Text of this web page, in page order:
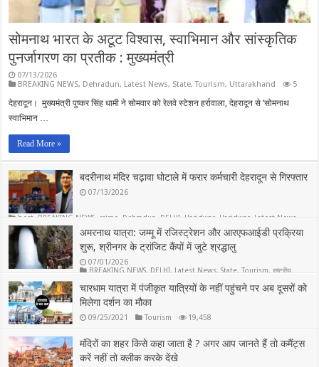
सोमनाथ भारत के अटूट विश्वास, स्वाभिमान और सांस्कृतिक
पुनर्जागरण का प्रतीक : मुख्यमंत्री
07/13/2026
BREAKING NEWS, Dehradun, Latest News, State,Tourism, Uttarakhand 5
देहरादून। मुख्यमंत्री पुष्कर सिंह धामी ने सोमवार को रेलवे स्टेशन हर्रावाला, देहरादून से ‘सोमनाथ
स्वाभिमान …
Read More »
बदरीनाथ मंदिर चढ़ावा घोटाले में फरार कर्मचारी देहरादून से गिरफ्तार
07/13/2026
best BREAKING NEWS crime Dehradun DELHI Haridwar Haridwar Latest News
Life Style,Politics, ,Uttar Pradesh
राष्ट्रीय
5
अमरनाथ यात्रा: जम्मू में रजिस्ट्रेशन और आरएफआईडी प्रक्रिया
शुरू, श्रीनगर के ट्रांजिट कैंपों में जुटे श्रद्धालु
07/01/2026
BREAKING NEWS, DELHI, Latest News,State,Tourism,राष्ट्रीय
7
चारधाम यात्रा में पंजीकृत यात्रियों के नहीं पहुंचने पर अब दूसरों को
मिलेगा दर्शन का मौका
09/25/2021 Tourism 19,458
मंदिरों का शहर किसे कहा जाता है ? अगर आप जानते हैं तो कमैंट्स
करें नहीं तो क्लीक करके देंखे